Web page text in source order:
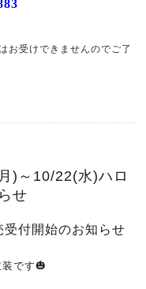
お受けできませんのでご了
)～10/22(水)ハロ
せ
付開始のお知らせ
です🎃